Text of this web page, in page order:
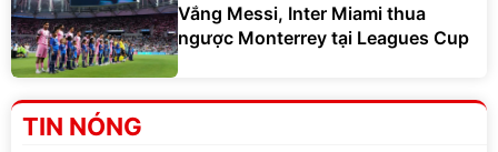
Vắng Messi, Inter Miami thua
ngược Monterrey tại Leagues Cup
TIN NÓNG